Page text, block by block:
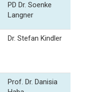
PD Dr. Soenke
Langner
Dr. Stefan Kindler
Prof. Dr. Danisia